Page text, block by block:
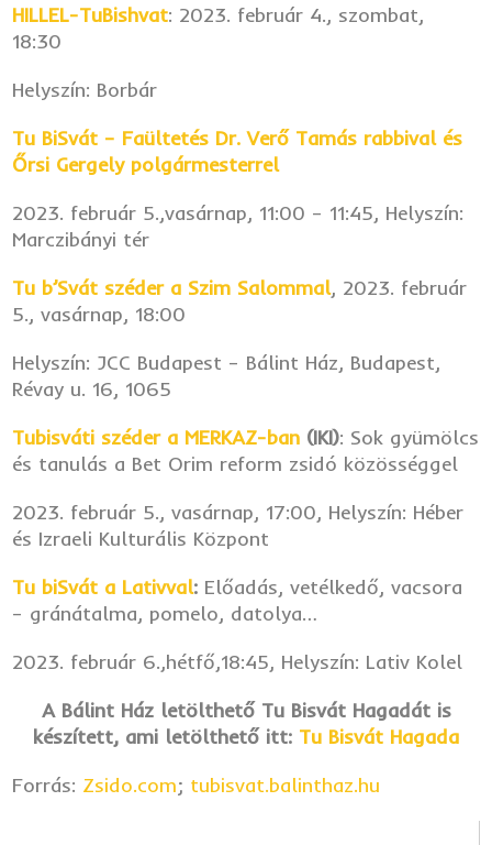
HILLEL-TuBishvat: 2023. február 4., szombat,
18:30
Helyszín: Borbár
Tu BiSvát – Faültetés Dr. Verő Tamás rabbival és
Őrsi Gergely polgármesterrel
2023. február 5.,vasárnap, 11:00 – 11:45, Helyszín:
Marczibányi tér
Tu b’Svát széder a Szim Salommal, 2023. február
5., vasárnap, 18:00
Helyszín: JCC Budapest – Bálint Ház, Budapest,
Révay u. 16, 1065
Tubisváti széder a MERKAZ-ban (IKI): Sok gyümölcs
és tanulás a Bet Orim reform zsidó közösséggel
2023. február 5., vasárnap, 17:00, Helyszín: Héber
és Izraeli Kulturális Központ
Tu biSvát a Lativval: Előadás, vetélkedő, vacsora
– gránátalma, pomelo, datolya…
2023. február 6.,hétfő,18:45, Helyszín: Lativ Kolel
A Bálint Ház letölthető Tu Bisvát Hagadát is
készített, ami letölthető itt: Tu Bisvát Hagada
Forrás: Zsido.com; tubisvat.balinthaz.hu